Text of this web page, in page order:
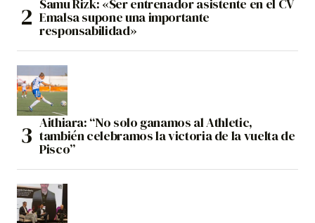
Samu Rizk: «Ser entrenador asistente en el CV
Emalsa supone una importante
responsabilidad»
Aithiara: “No solo ganamos al Athletic,
también celebramos la victoria de la vuelta de
Pisco”